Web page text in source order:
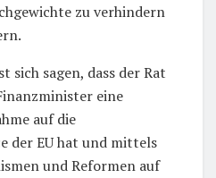
zu verhindern
sich sagen, dass der Rat
eine
auf die
der EU hat und mittels
und Reformen auf